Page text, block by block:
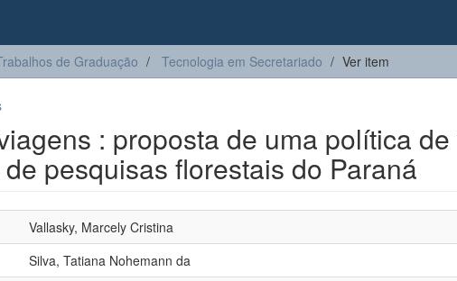
de Graduação Tecnologia em Secretariado Ver item
: proposta de uma política
pesquisas florestais do Paraná
Vallasky, Marcely Cristina
Silva, Tatiana Nohemann da